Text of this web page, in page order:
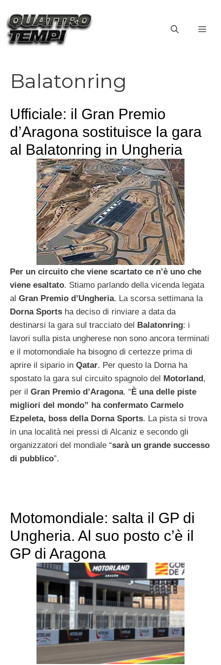
contenuto
Balatonring
Ufficiale: il Gran Premio
d’Aragona sostituisce la gara
al Balatonring in Ungheria
Per un circuito che viene scartato ce n’è uno che
viene esaltato. Stiamo parlando della vicenda legata
al Gran Premio d’Ungheria. La scorsa settimana la
Dorna Sports ha deciso di rinviare a data da
destinarsi la gara sul tracciato del Balatonring: i
lavori sulla pista ungherese non sono ancora terminati
e il motomondiale ha bisogno di certezze prima di
aprire il sipario in Qatar. Per questo la Dorna ha
spostato la gara sul circuito spagnolo del Motorland,
per il Gran Premio d’Aragona. “È una delle piste
migliori del mondo” ha confermato Carmelo
Ezpeleta, boss della Dorna Sports. La pista si trova
in una località nei pressi di Alcaniz e secondo gli
organizzatori del mondiale “sarà un grande successo
di pubblico”.
Motomondiale: salta il GP di
Ungheria. Al suo posto c’è il
GP di Aragona